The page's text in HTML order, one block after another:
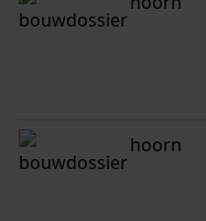
hoorn